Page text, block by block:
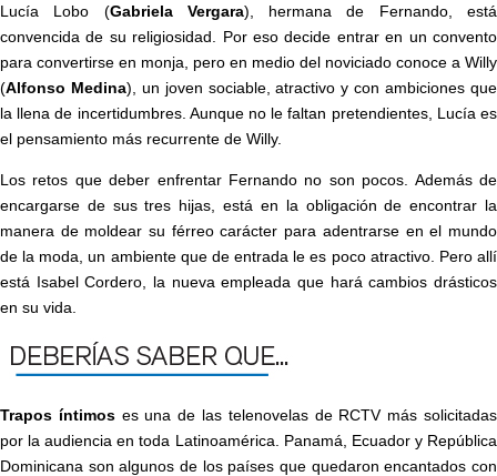
Lucía Lobo (Gabriela Vergara), hermana de Fernando, está
convencida de su religiosidad. Por eso decide entrar en un convento
para convertirse en monja, pero en medio del noviciado conoce a Willy
(Alfonso Medina), un joven sociable, atractivo y con ambiciones que
la llena de incertidumbres. Aunque no le faltan pretendientes, Lucía es
el pensamiento más recurrente de Willy.
Los retos que deber enfrentar Fernando no son pocos. Además de
encargarse de sus tres hijas, está en la obligación de encontrar la
manera de moldear su férreo carácter para adentrarse en el mundo
de la moda, un ambiente que de entrada le es poco atractivo. Pero allí
está Isabel Cordero, la nueva empleada que hará cambios drásticos
en su vida.
Trapos íntimoses una de las telenovelas de RCTV más solicitadas
por la audiencia en toda Latinoamérica. Panamá, Ecuador y República
Dominicana son algunos de los países que quedaron encantados con